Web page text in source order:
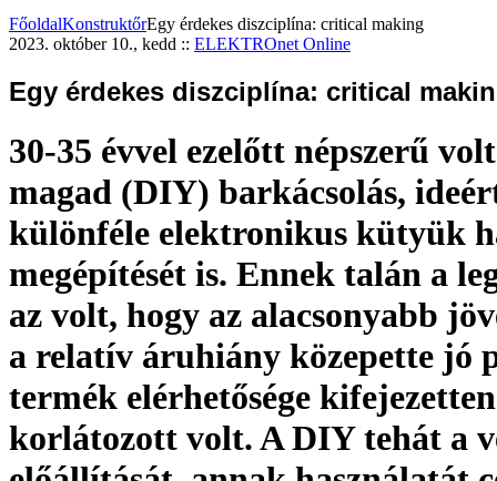
FőoldalKonstruktőrEgy érdekes diszciplína: critical making
2023. október 10., kedd :: ELEKTROnet Online
Egy érdekes diszciplína: critical
30-35 évvel ezelőtt népszerű
magad (DIY) barkácsolás,
különféle elektronikus kütyük
megépítését is. Ennek talán a
az volt, hogy az alacsonyabb
a relatív áruhiány közepette jó
termék elérhetősége kifejezetten
korlátozott volt. A DIY tehát a